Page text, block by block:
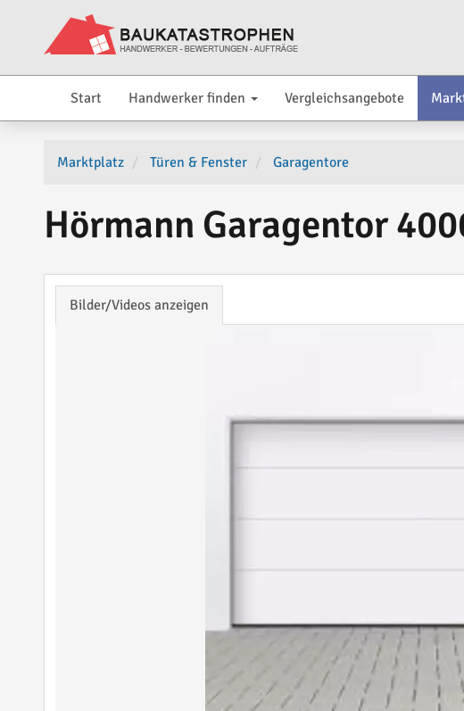
Start Handwerker finden Vergleichsangebote
Marktplatz Türen & Fenster Garagentore
Hörmann Garagentor
Bilder/Videos anzeigen